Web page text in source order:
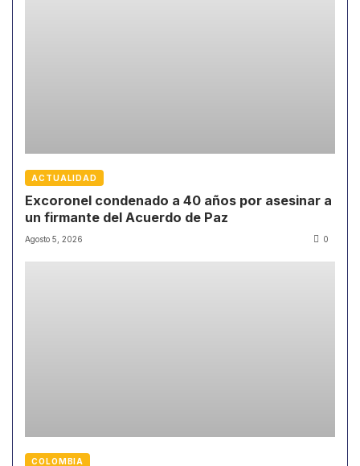
ACTUALIDAD
Excoronel condenado a 40 años por asesinar a
un firmante del Acuerdo de Paz
Agosto 5, 2026 0
COLOMBIA